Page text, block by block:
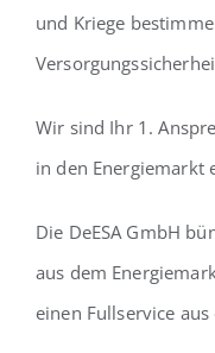
und Kriege
Wir sind Ihr 1.
in den Energiemarkt
Die DeESA GmbH
aus dem
einen Fullservice